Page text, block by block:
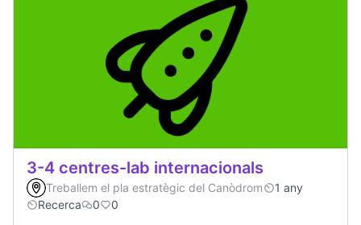
3-4 centres-lab internacionals
Treballem el pla estratègic del Canòdrom
1 any
Recerca
0 0